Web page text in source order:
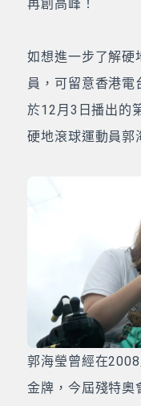
再創高峰！
如想進一步了解硬
員，可留意香港電
於12月3日播出的
硬地滾球運動員郭
郭海瑩曾經在
金牌，今屆殘特奧